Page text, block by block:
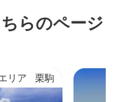
らのページ
リア 栗駒